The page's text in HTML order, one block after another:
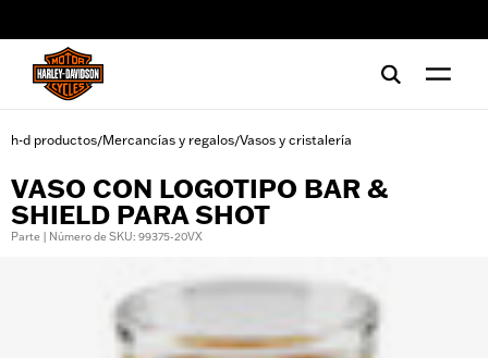
h-d productos/Mercancías y regalos/Vasos y cristalería
VASO CON LOGOTIPO BAR &
SHIELD PARA SHOT
Parte | Número de SKU: 99375-20VX